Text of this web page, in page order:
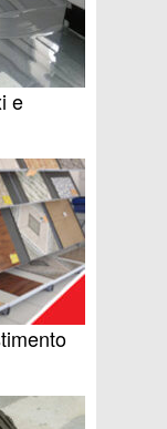
e